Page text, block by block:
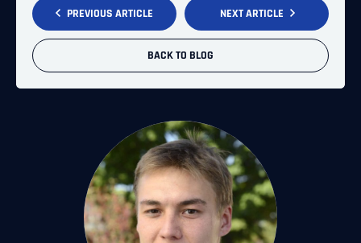
PREVIOUS ARTICLE
BACK TO BLOG
NEXT ARTICLE